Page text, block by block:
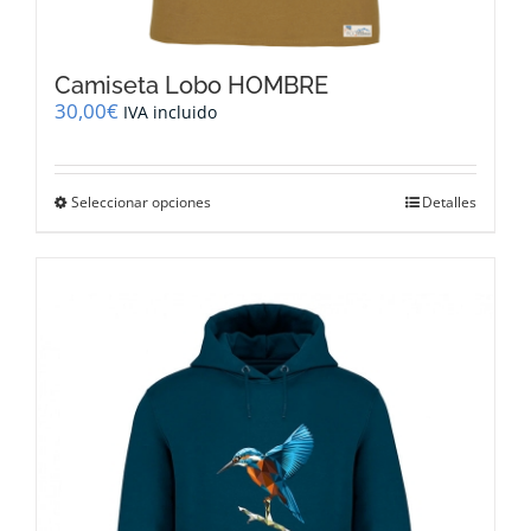
Camiseta Lobo HOMBRE
30,00€ IVA incluido
Seleccionar opciones
variantes.
Las
opciones
se
elegir
la
página
Detalles